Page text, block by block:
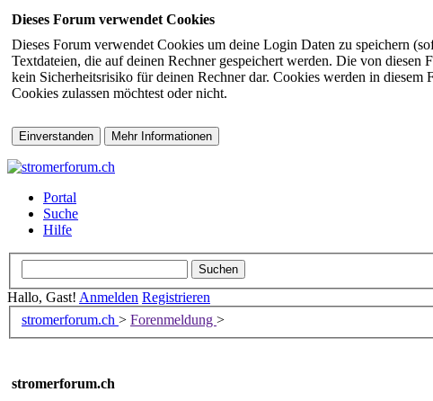
Dieses Forum verwendet Cookies
Dieses Forum verwendet Cookies um deine Login Daten zu speichern
Textdateien, die auf deinen Rechner gespeichert werden. Die von
kein Sicherheitsrisiko für deinen Rechner dar. Cookies werden in diesem
Cookies zulassen möchtest oder nicht.
Portal
Suche
Hilfe
Hallo, Gast! Anmelden Registrieren
stromerforum.ch > Forenmeldung >
stromerforum.ch